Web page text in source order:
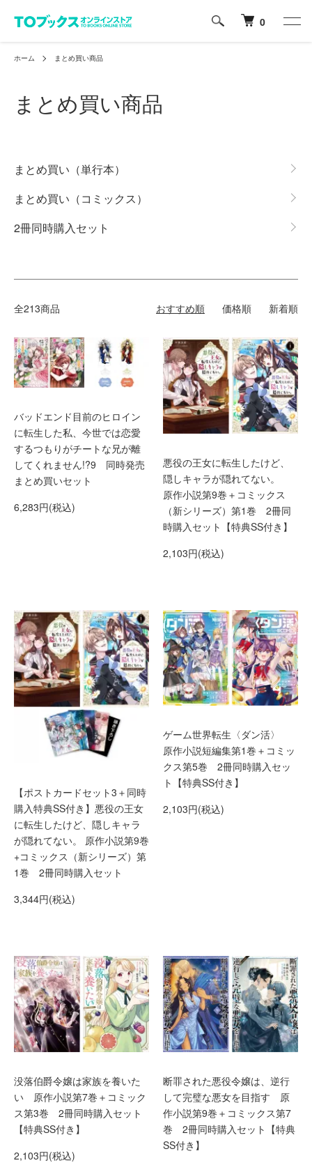
0
ホーム まとめ買い商品
まとめ買い商品
まとめ買い（単行本）
まとめ買い（コミックス）
2冊同時購入セット
全213商品 おすすめ順 価格順 新着順
バッドエンド目前のヒロイン
に転生した私、今世では恋愛
するつもりがチートな兄が離
してくれません!?9 同時発売
まとめ買いセット
6,283円(税込)
悪役の王女に転生したけど、
隠しキャラが隠れてない。
原作小説第9巻＋コミックス
（新シリーズ）第1巻 2冊同
時購入セット【特典SS付き】
2,103円(税込)
【ポストカードセット3＋同時
購入特典SS付き】悪役の王女
に転生したけど、隠しキャラ
が隠れてない。 原作小説第9巻
+コミックス（新シリーズ）第
1巻 2冊同時購入セット
3,344円(税込)
ゲーム世界転生〈ダン活〉
原作小説短編集第1巻＋コミッ
クス第5巻 2冊同時購入セッ
ト【特典SS付き】
2,103円(税込)
没落伯爵令嬢は家族を養いた
い 原作小説第7巻＋コミック
ス第3巻 2冊同時購入セット
【特典SS付き】
2,103円(税込)
断罪された悪役令嬢は、逆行
して完璧な悪女を目指す 原
作小説第9巻＋コミックス第7
巻 2冊同時購入セット【特典
SS付き】